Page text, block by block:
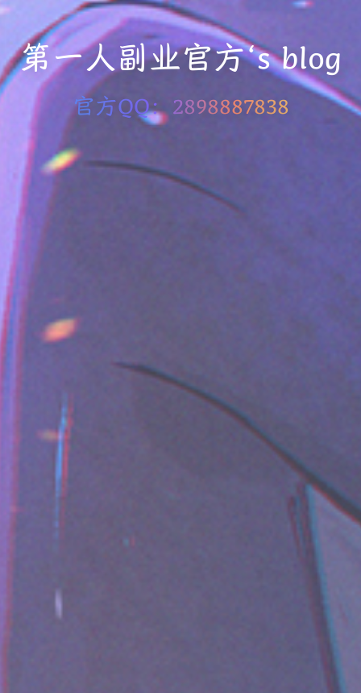
第一人副业官方‘s blog
官方QQ：2898887838